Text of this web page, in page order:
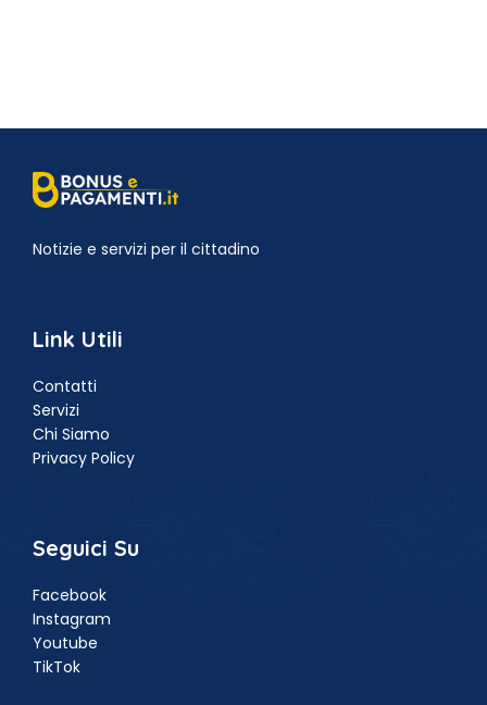
Notizie e servizi per il cittadino
Link Utili
Contatti
Servizi
Chi Siamo
Privacy Policy
Seguici Su
Facebook
Instagram
Youtube
TikTok